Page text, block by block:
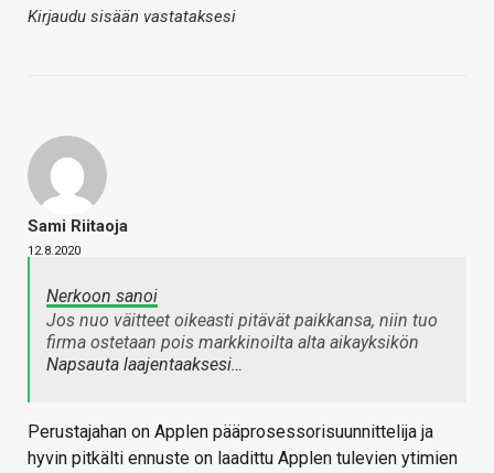
Kirjaudu sisään vastataksesi
Sami Riitaoja
12.8.2020
Nerkoon sanoi
Jos nuo väitteet oikeasti pitävät paikkansa, niin tuo
firma ostetaan pois markkinoilta alta aikayksikön
Napsauta laajentaaksesi…
Perustajahan on Applen pääprosessorisuunnittelija ja
hyvin pitkälti ennuste on laadittu Applen tulevien ytimien